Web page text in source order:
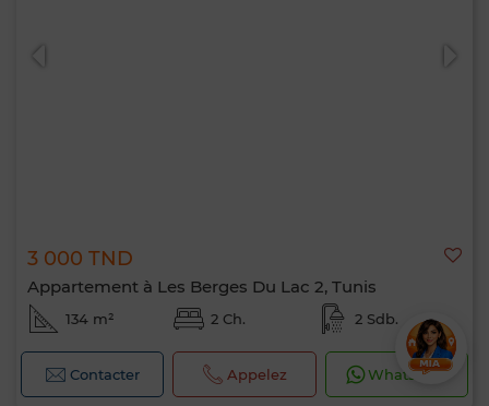
3 000 TND
Appartement à Les Berges Du Lac 2, Tunis
134 m² 2 Ch. 2 Sdb.
Contacter Appelez WhatsApp